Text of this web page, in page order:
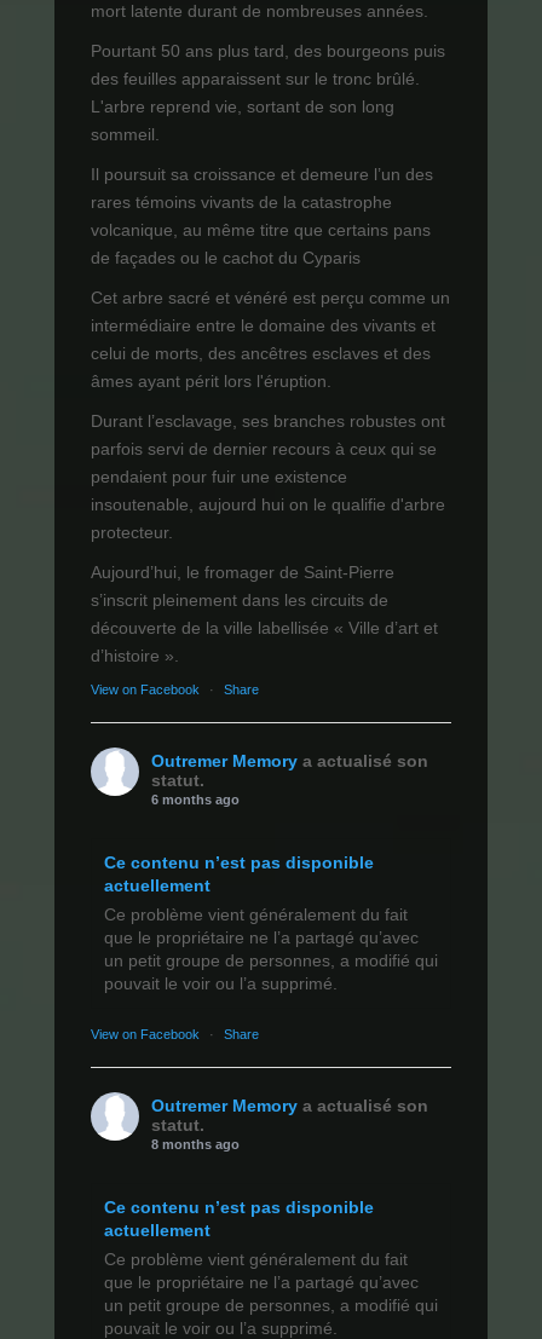
mort latente durant de nombreuses années.
Pourtant 50 ans plus tard, des bourgeons puis
des feuilles apparaissent sur le tronc brûlé.
L'arbre reprend vie, sortant de son long
sommeil.
Il poursuit sa croissance et demeure l’un des
rares témoins vivants de la catastrophe
volcanique, au même titre que certains pans
de façades ou le cachot du Cyparis
Cet arbre sacré et vénéré est perçu comme un
intermédiaire entre le domaine des vivants et
celui de morts, des ancêtres esclaves et des
âmes ayant périt lors l'éruption.
Durant l’esclavage, ses branches robustes ont
parfois servi de dernier recours à ceux qui se
pendaient pour fuir une existence
insoutenable, aujourd hui on le qualifie d'arbre
protecteur.
Aujourd’hui, le fromager de Saint-Pierre
s’inscrit pleinement dans les circuits de
découverte de la ville labellisée « Ville d’art et
d’histoire ».
View on Facebook · Share
Outremer Memory a actualisé son
statut.
6 months ago
Ce contenu n’est pas disponible
actuellement
Ce problème vient généralement du fait
que le propriétaire ne l’a partagé qu’avec
un petit groupe de personnes, a modifié qui
pouvait le voir ou l’a supprimé.
View on Facebook · Share
Outremer Memory a actualisé son
statut.
8 months ago
Ce contenu n’est pas disponible
actuellement
Ce problème vient généralement du fait
que le propriétaire ne l’a partagé qu’avec
un petit groupe de personnes, a modifié qui
pouvait le voir ou l’a supprimé.